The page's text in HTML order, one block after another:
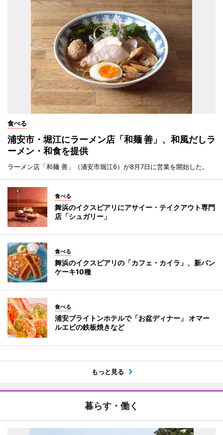
食べる
浦安市・堀江にラーメン店「和麺 善」、和風だしラ
ーメン・和食を提供
ラーメン店「和麺 善」（浦安市堀江6）が8月7日に営業を開始した。
食べる
舞浜のイクスピアリにアサイー・テイクアウト専門
店「シュガリー」
食べる
舞浜のイクスピアリの「カフェ・カイラ」、新パン
ケーキ10種
食べる
浦安ブライトンホテルで「お盆ディナー」 オマー
ルエビの鉄板焼きなど
もっと見る
暮らす・働く